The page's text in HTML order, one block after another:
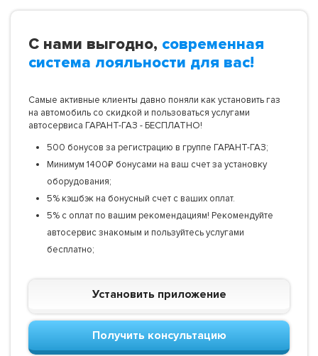
С нами выгодно, современная
система лояльности для вас!
Самые активные клиенты давно поняли как установить газ
на автомобиль со скидкой и пользоваться услугами
автосервиса ГАРАНТ-ГАЗ - БЕСПЛАТНО!
500 бонусов за регистрацию в группе ГАРАНТ-ГАЗ;
Минимум 1400₽ бонусами на ваш счет за установку
оборудования;
5% кэшбэк на бонусный счет с ваших оплат.
5% с оплат по вашим рекомендациям! Рекомендуйте
автосервис знакомым и пользуйтесь услугами
бесплатно;
Установить приложение
Получить консультацию